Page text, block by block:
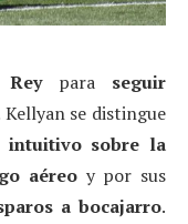
para seguir
Kellyan se distingue
intuitivo sobre la
aéreo y por sus
a bocajarro.